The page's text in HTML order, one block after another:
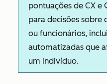
pontuações de CX e
para decisões sobre
ou funcionários,
automatizadas que
um indivíduo.